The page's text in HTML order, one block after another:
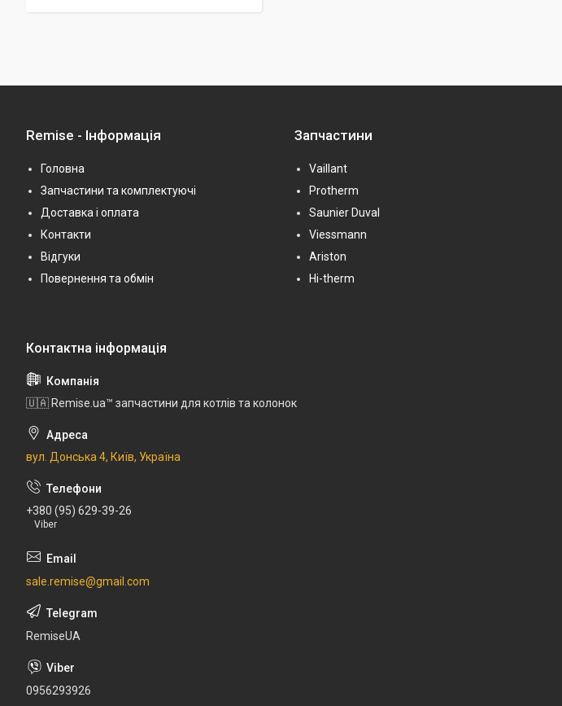
Remise - Інформація
Головна
Запчастини та комплектуючі
Доставка і оплата
Контакти
Відгуки
Повернення та обмін
Запчастини
Vaillant
Protherm
Saunier Duval
Viessmann
Ariston
Hi-therm
🇺🇦 Remise.ua™ запчастини для котлів та колонок
вул. Донська 4, Київ, Україна
+380 (95) 629-39-26
Viber
sale.remise@gmail.com
RemiseUA
0956293926